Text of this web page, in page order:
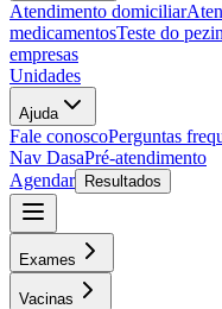
Atendimento domiciliar
medicamentosTeste do
empresas
Unidades
Ajuda
Fale conoscoPerguntas
Nav DasaPré-atendimento
Agendar
Resultados
Exames
Vacinas